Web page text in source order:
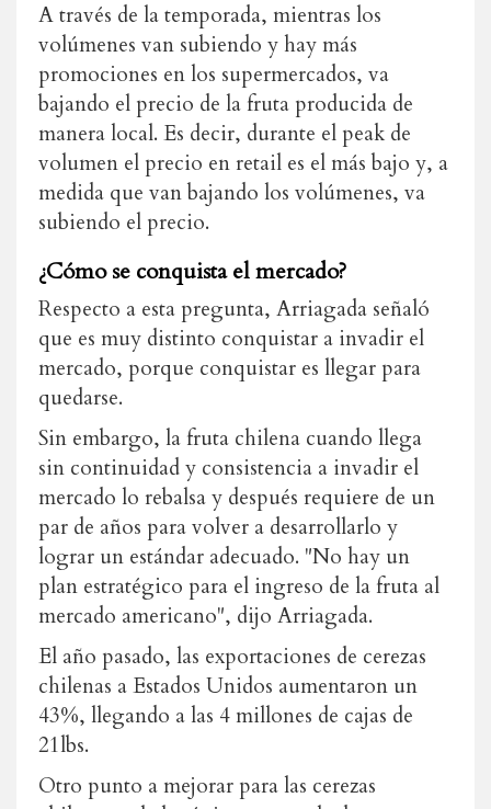
A través de la temporada, mientras los
volúmenes van subiendo y hay más
promociones en los supermercados, va
bajando el precio de la fruta producida de
manera local. Es decir, durante el peak de
volumen el precio en retail es el más bajo y, a
medida que van bajando los volúmenes, va
subiendo el precio.
¿Cómo se conquista el mercado?
Respecto a esta pregunta, Arriagada señaló
que es muy distinto conquistar a invadir el
mercado, porque conquistar es llegar para
quedarse.
Sin embargo, la fruta chilena cuando llega
sin continuidad y consistencia a invadir el
mercado lo rebalsa y después requiere de un
par de años para volver a desarrollarlo y
lograr un estándar adecuado. "No hay un
plan estratégico para el ingreso de la fruta al
mercado americano", dijo Arriagada.
El año pasado, las exportaciones de cerezas
chilenas a Estados Unidos aumentaron un
43%, llegando a las 4 millones de cajas de
21lbs.
Otro punto a mejorar para las cerezas